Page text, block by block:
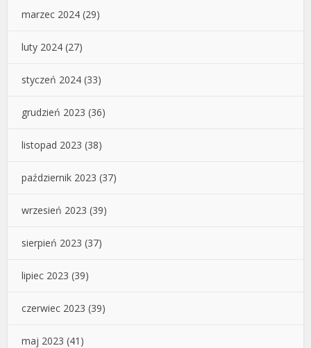
marzec 2024 (29)
luty 2024 (27)
styczeń 2024 (33)
grudzień 2023 (36)
listopad 2023 (38)
październik 2023 (37)
wrzesień 2023 (39)
sierpień 2023 (37)
lipiec 2023 (39)
czerwiec 2023 (39)
maj 2023 (41)